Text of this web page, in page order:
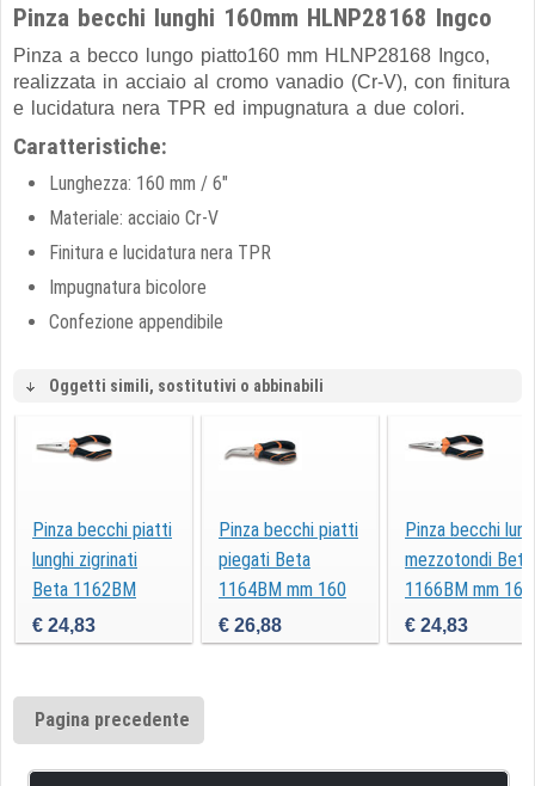
Pinza becchi lunghi 160mm HLNP28168 Ingco
Pinza a becco lungo piatto160 mm HLNP28168 Ingco,
realizzata in acciaio al cromo vanadio (Cr-V), con finitura
e lucidatura nera TPR ed impugnatura a due colori.
Caratteristiche:
Lunghezza: 160 mm / 6"
Materiale: acciaio Cr-V
Finitura e lucidatura nera TPR
Impugnatura bicolore
Confezione appendibile
Oggetti simili, sostitutivi o abbinabili
Pinza becchi piatti
lunghi zigrinati
Beta 1162BM
€ 24,83
Pinza becchi piatti
piegati Beta
1164BM mm 160
€ 26,88
Pinza becchi
mezzotondi Beta
1166BM mm 160
€ 24,83
Pagina precedente